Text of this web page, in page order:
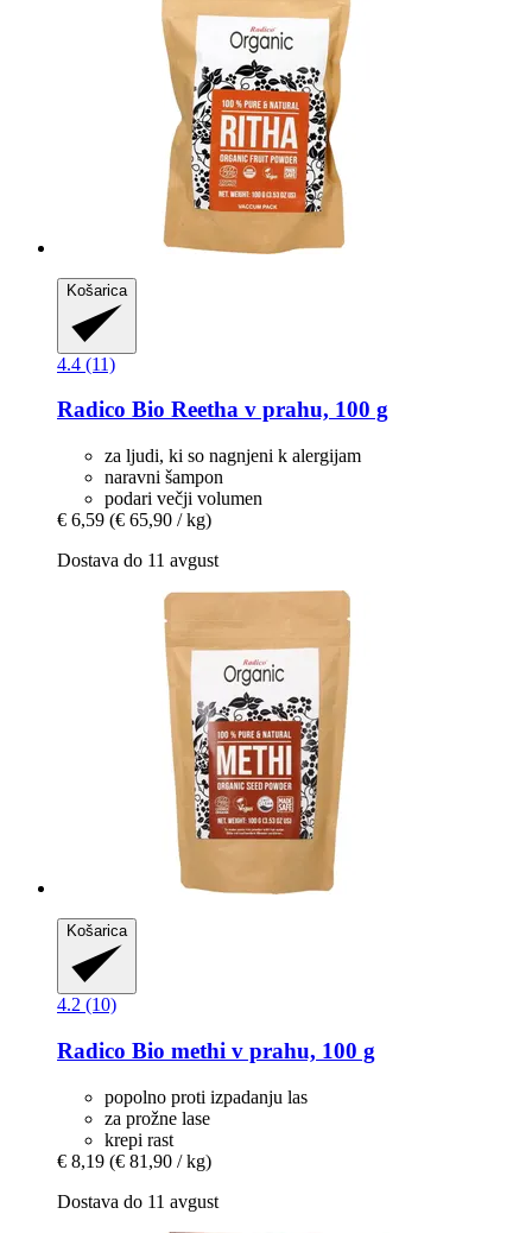
Košarica
4.4 (11)
Radico Bio Reetha v prahu, 100 g
za ljudi, ki so nagnjeni k alergijam
naravni šampon
podari večji volumen
€ 6,59 (€ 65,90 / kg)
Dostava do 11 avgust
Košarica
4.2 (10)
Radico Bio methi v prahu, 100 g
popolno proti izpadanju las
za prožne lase
krepi rast
€ 8,19 (€ 81,90 / kg)
Dostava do 11 avgust